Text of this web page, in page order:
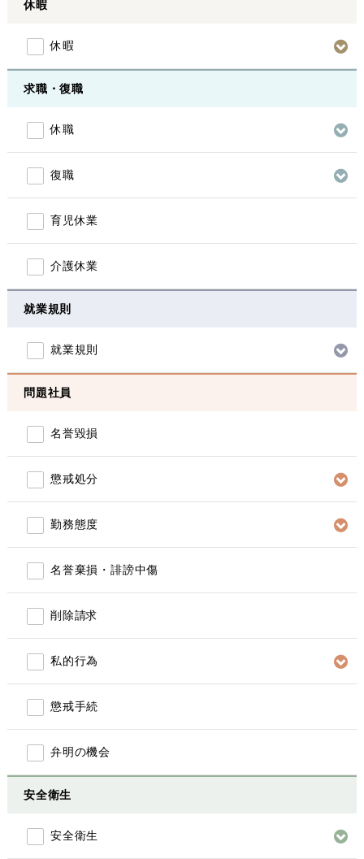
休暇
休暇
求職・復職
休職
復職
育児休業
介護休業
就業規則
就業規則
問題社員
名誉毀損
懲戒処分
勤務態度
名誉棄損・誹謗中傷
削除請求
私的行為
懲戒手続
弁明の機会
安全衛生
安全衛生